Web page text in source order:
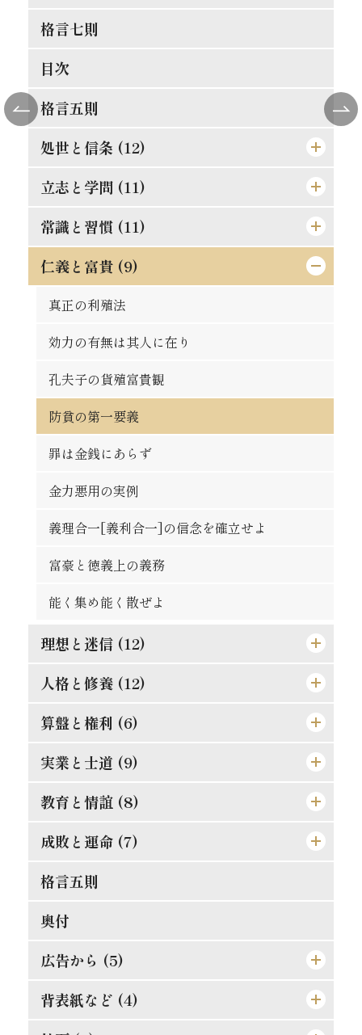
[表見返し]
[遊び紙]
[扉]
格言七則
目次
格言五則
処世と信条 (12)
論語と算盤は甚だ遠くして甚だ近いもの
士魂商才
天は人を罰せず
人物の観察法
論語は万人共通の実用的教訓
時期を待つの要あり
人は平等なるべし
争ひの可否
大丈夫の試金石
蟹穴主義が肝要
得意時代と失意時代
[格言]
立志と学問 (11)
精神老衰の予防法
現在に働け
大正維新の覚悟
秀吉の長所と短所
自ら箸を取れ
大立志と小立志との調和
君子の争ひたれ
社会と学問との関係
勇猛心の養成法
一生涯に歩むべき道
[格言]
常識と習慣 (11)
常識とは如何なるものか
口は禍福の門なり
悪んで其の美を知れ
習慣の感染性と伝播力
偉き人と完き人
親切らしき不親切
何をか真才真智と謂ふ
動機と結果
人生は努力にあり
正に就き邪に遠ざかるの道
[格言]
仁義と富貴 (9)
真正の利殖法
効力の有無は其人に在り
孔夫子の貨殖富貴観
防貧の第一要義
罪は金銭にあらず
金力悪用の実例
義理合一[義利合一]の信念を確立せよ
富豪と徳義上の義務
能く集め能く散ぜよ
理想と迷信 (12)
道理ある希望を持て
この熱誠を要す
道徳は進化すべきか
斯の如き矛盾を根絶すべし
人生観の両面
人格と修養 (12)
楽翁公の幼時
人格の標準は如何
誤解され易き元気
二宮尊徳と西郷隆盛
修養は理論ではない
算盤と権利 (6)
仁に当つては師に譲らず
金門公園の掛札
唯王道あるのみ
競争の善意と悪意
合理的の経営
実業と士道 (9)
武士道は即ち実業道なり
文明人の貪戻
相愛忠恕の道を以て交はるべし
天然の抵抗を征服せよ
摸倣時代に別れよ
教育と情誼 (8)
孝は強ふべきものに非ず
現代教育の得失
偉人と其の母
其罪果して孰れに在りや
理論より実際
成敗と運命 (7)
それ唯忠恕のみ
失敗らしき成功
人事を尽して天命を待て
湖畔の感慨
順逆の二境は何れより来るか
格言五則
奥付
広告から (5)
東亜堂出版図書特約売捌店
背表紙など (4)